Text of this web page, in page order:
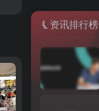
资讯排行榜